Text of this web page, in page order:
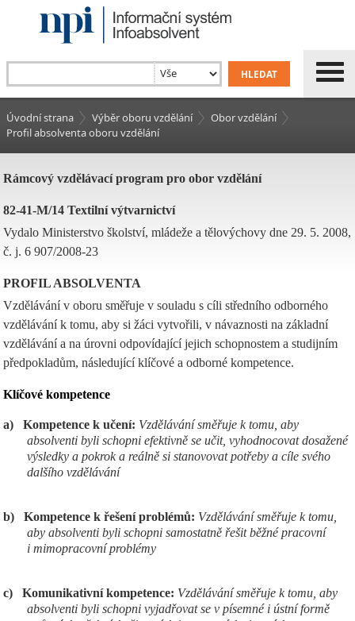
Úvodní strana Výběr oboru vzdělání
Obor vzdělání
Profil absolventa oboru vzdělání
Rámcový vzdělávací program pro obor vzdělání
82-41-M/14 Textilní výtvarnictví
Vydalo Ministerstvo školství, mládeže a tělovýchovy dne 29. 5. 2008,
č. j. 6 907/2008-23
PROFIL ABSOLVENTA
Vzdělávání v oboru směřuje v souladu s cíli středního odborného
vzdělávání k tomu, aby si žáci vytvořili, v návaznosti na základní
vzdělávání a na úrovni odpovídající jejich schopnostem a studijním
předpokladům, následující klíčové a odborné kompetence.
Klíčové kompetence
a) Kompetence k učení: Vzdělávání směřuje k tomu, aby
absolventi byli schopni efektivně se učit, vyhodnocovat dosažené
výsledky a pokrok a reálně si stanovovat potřeby a cíle svého
dalšího vzdělávání
b) Kompetence k řešení problémů: Vzdělávání směřuje k tomu,
aby absolventi byli schopni samostatně řešit běžné pracovní
i mimopracovní problémy
c) Komunikativní kompetence: Vzdělávání směřuje k tomu, aby
absolventi byli schopni vyjadřovat se v písemné i ústní formě